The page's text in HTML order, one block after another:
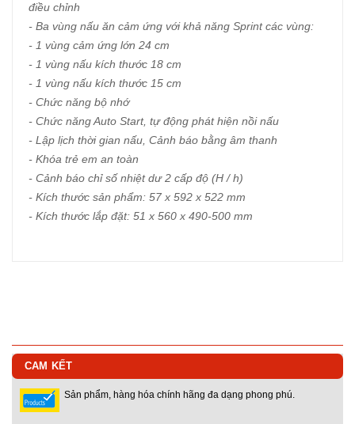
điều chỉnh
- Ba vùng nấu ăn cảm ứng với khả năng Sprint các vùng:
- 1 vùng cảm ứng lớn 24 cm
- 1 vùng nấu kích thước 18 cm
- 1 vùng nấu kích thước 15 cm
- Chức năng bộ nhớ
- Chức năng Auto Start, tự động phát hiện nồi nấu
- Lập lịch thời gian nấu, Cảnh báo bằng âm thanh
- Khóa trẻ em an toàn
- Cảnh báo chỉ số nhiệt dư 2 cấp độ (H / h)
- Kích thước sản phẩm: 57 x 592 x 522 mm
- Kích thước lắp đặt: 51 x 560 x 490-500 mm
CAM KẾT
Sản phẩm, hàng hóa chính hãng đa dạng phong phú.